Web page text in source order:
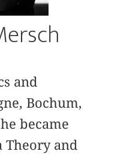
and
Bochum,
became
Theory and